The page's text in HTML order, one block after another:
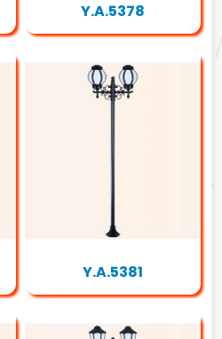
Y.A.5378
Y.A.5381